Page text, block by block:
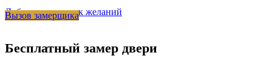
Добавить в список желаний
Вызов замерщика
Бесплатный замер двери